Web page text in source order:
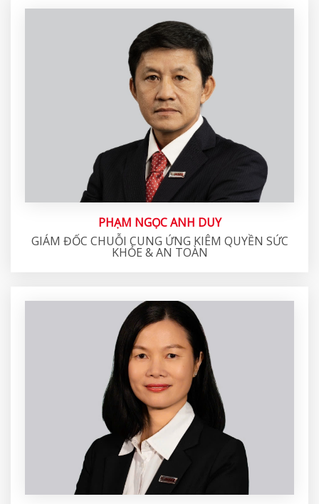
PHẠM NGỌC ANH DUY
GIÁM ĐỐC CHUỖI CUNG ỨNG KIÊM QUYỀN SỨC
KHỎE & AN TOÀN